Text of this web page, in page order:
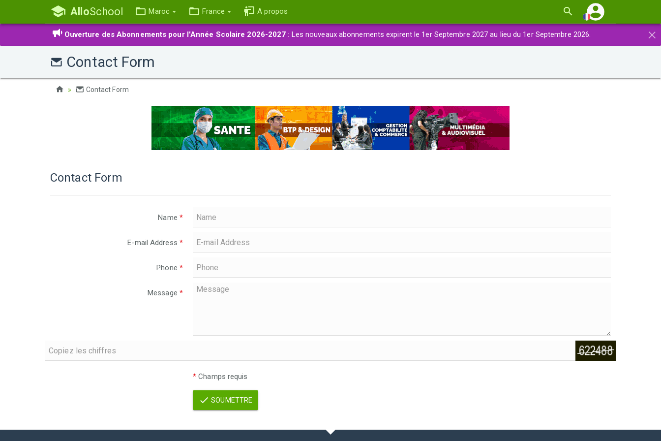
AlloSchool Maroc France A propos
×
Ouverture des Abonnements pour l'Année Scolaire 2026-2027 : Les nouveaux abonnements expirent le 1er Septembre 2027 au lieu du 1er Septembre 2026.
Contact Form
Contact Form
Contact Form
Name *
E-mail Address *
Phone *
Message *
* Champs requis
SOUMETTRE